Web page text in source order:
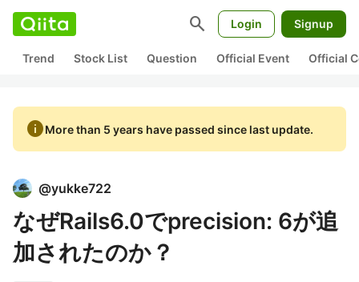
search Login Signup
Trend Stock List Question Official Event Official
infoMore than 5 years have passed since last update.
@yukke722
なぜRails6.0でprecision: 6が追
加されたのか？